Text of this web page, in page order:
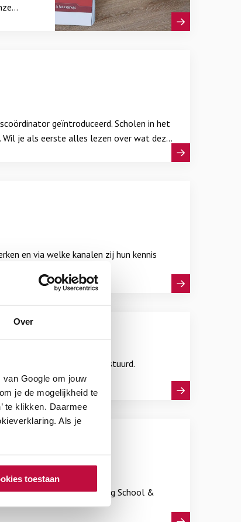
Over
Google om jouw
je de mogelijkheid te
te klikken. Daarmee
Als je
toestaan
geïntroduceerd. Scholen in het
je als eerste alles lezen over wat deze
en via welke kanalen zij hun kennis
& Veiligheid heeft verstuurd.
de experts van Stichting School &